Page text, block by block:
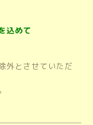
込めて
外とさせていただ